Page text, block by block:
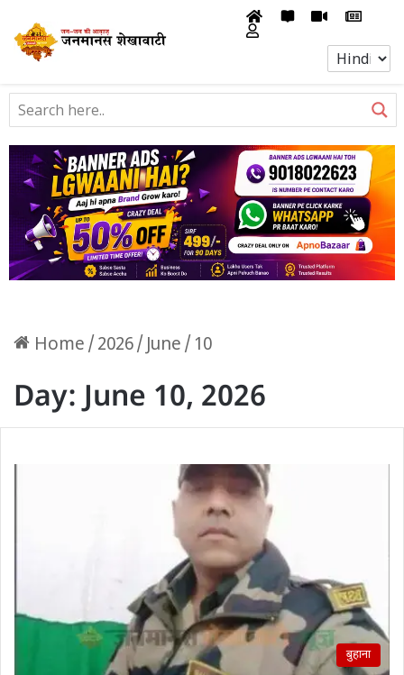
Home / 2026/June / 10
Day:June 10, 2026
बुहाना